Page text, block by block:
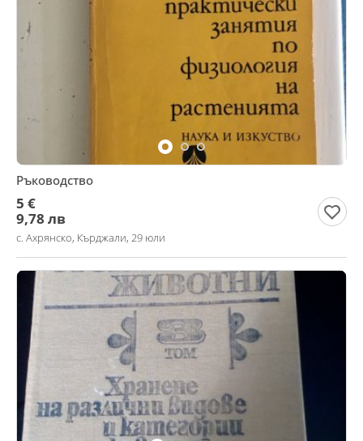
Ръководство
5 €
9,78 лв
с. Ахрянско, Кърджали, 29 юли